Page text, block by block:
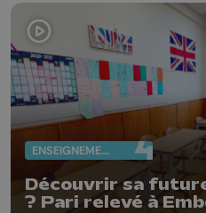
ENSEIGNEMENT
Découvrir sa
? Pari relevé à